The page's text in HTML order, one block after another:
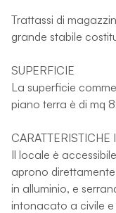
Trattassi di
grande stabile
SUPERFICIE
La superficie
piano terra è di mq
CARATTERISTICHE
Il locale è
aprono
in alluminio, e
intonacato a civile